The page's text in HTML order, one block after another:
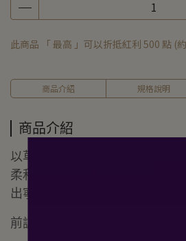
此商品 「 最高 」可以折抵紅利 500 點 (
商品介紹 規格說明
商品介紹
以草地的清新與香檸檬的活力
柔和花香作為過渡，最後由麝
出寧靜的草原晨曦。
前調：草地、香檸檬、粉紅胡椒